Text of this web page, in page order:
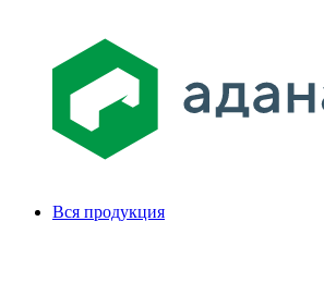
Вся продукция